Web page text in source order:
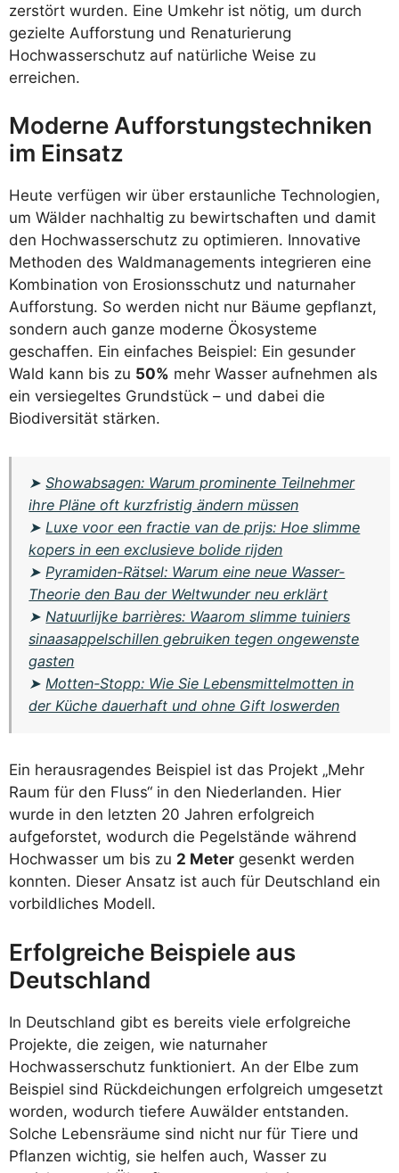
zerstört wurden. Eine Umkehr ist nötig, um durch
gezielte Aufforstung und Renaturierung
Hochwasserschutz auf natürliche Weise zu
erreichen.
Moderne Aufforstungstechniken
im Einsatz
Heute verfügen wir über erstaunliche Technologien,
um Wälder nachhaltig zu bewirtschaften und damit
den Hochwasserschutz zu optimieren. Innovative
Methoden des Waldmanagements integrieren eine
Kombination von Erosionsschutz und naturnaher
Aufforstung. So werden nicht nur Bäume gepflanzt,
sondern auch ganze moderne Ökosysteme
geschaffen. Ein einfaches Beispiel: Ein gesunder
Wald kann bis zu 50% mehr Wasser aufnehmen als
ein versiegeltes Grundstück – und dabei die
Biodiversität stärken.
➤Showabsagen: Warum prominente Teilnehmer
ihre Pläne oft kurzfristig ändern müssen
➤Luxe voor een fractie van de prijs: Hoe slimme
kopers in een exclusieve bolide rijden
➤Pyramiden-Rätsel: Warum eine neue Wasser-
Theorie den Bau der Weltwunder neu erklärt
➤Natuurlijke barrières: Waarom slimme tuiniers
sinaasappelschillen gebruiken tegen ongewenste
gasten
➤Motten-Stopp: Wie Sie Lebensmittelmotten in
der Küche dauerhaft und ohne Gift loswerden
Ein herausragendes Beispiel ist das Projekt „Mehr
Raum für den Fluss“ in den Niederlanden. Hier
wurde in den letzten 20 Jahren erfolgreich
aufgeforstet, wodurch die Pegelstände während
Hochwasser um bis zu 2 Meter gesenkt werden
konnten. Dieser Ansatz ist auch für Deutschland ein
vorbildliches Modell.
Erfolgreiche Beispiele aus
Deutschland
In Deutschland gibt es bereits viele erfolgreiche
Projekte, die zeigen, wie naturnaher
Hochwasserschutz funktioniert. An der Elbe zum
Beispiel sind Rückdeichungen erfolgreich umgesetzt
worden, wodurch tiefere Auwälder entstanden.
Solche Lebensräume sind nicht nur für Tiere und
Pflanzen wichtig, sie helfen auch, Wasser zu